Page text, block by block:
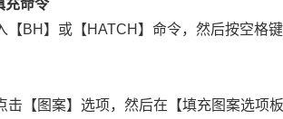
充命令
【BH】或【HATCH】命令，然后按空格
击【图案】选项，然后在【填充图案选项